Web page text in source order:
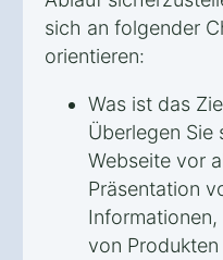
sich an folgender
orientieren:
Was ist das
Überlegen Sie
Webseite vor
Präsentation
Informationen,
von